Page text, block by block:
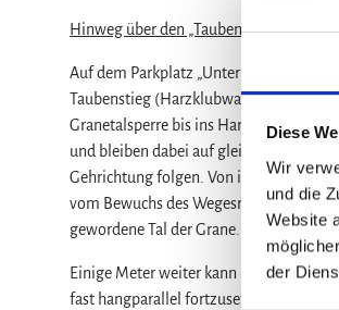
Diese
Wir
und die
Website
der
Hinweg über den „Taubenstieg“
Auf dem Parkplatz „Unter den Eichen“
Taubenstieg (Harzklubwanderweg
Granetalsperre bis ins Harzvorland. An
und bleiben dabei auf gleicher Höhe.
Gehrichtung folgen. Von ihm zweigt
vom Bewuchs des Wegesrandes
gewordene Tal der Grane.
Einige Meter weiter kann man sich
fast hangparallel fortzusetzen um ins